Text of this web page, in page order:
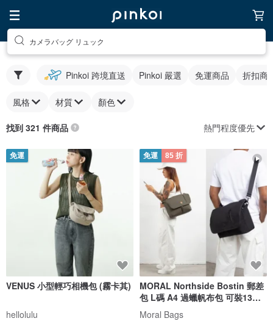
カメラバッグ リュック
Pinkoi 跨境直送 Pinkoi 嚴選 免運商品 折扣商
風格 材質 顏色
找到 321 件商品 熱門程度優先
免運
VENUS 小型輕巧相機包 (霧卡其)
hellolulu
免運 85 折
MORAL Northside Bostin 郵差
包 L碼 A4 過蠟帆布包 可裝13寸
電筆
Moral Bags